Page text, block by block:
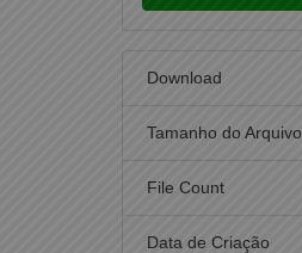
Download
Tamanho do Arquivo
File Count
Data de Criação